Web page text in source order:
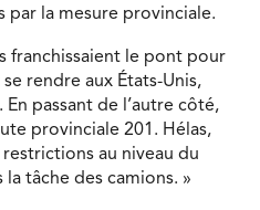
par la mesure provinciale.
franchissaient le pont pour
rendre aux États-Unis,
passant de l’autre côté,
provinciale 201. Hélas,
au niveau du
tâche des camions. »